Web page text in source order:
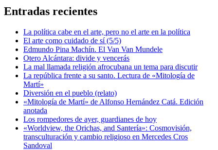
Entradas recientes
La política cabe en el arte, pero no el arte en la política
El arte como cuidado de sí (5/5)
Edmundo Pina Machín. El Van Van Mundele
Otero Alcántara: divide y vencerás
La mal llamada religión afrocubana un tema para discutir
La república frente a su santo. Lectura de «Mitología de
Martí»
Diversión en el pueblo (relato)
«Mitología de Martí» de Alfonso Hernández Catá. Edición
anotada
Los rompedores de ayer, guardianes de hoy
«Worldview, the Orichas, and Santería»: Cosmovisión,
transculturación y cambio religioso en Mercedes Cros
Sandoval